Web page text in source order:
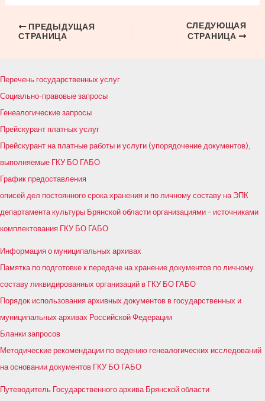
Навигация
ПРЕДЫДУЩАЯ
СТРАНИЦА
СЛЕДУЮЩАЯ
СТРАНИЦА
Перечень государственных услуг
Социально-правовые запросы
Генеалогические запросы
Прейскурант платных услуг
Прейскурант на платные работы и услуги (упорядочение документов),
выполняемые ГКУ БО ГАБО
График предоставления
описей дел постоянного срока хранения и по личному составу на ЭПК
департамента культуры Брянской области организациями – источниками
комплектования ГКУ БО ГАБО
Информация о муниципальных архивах
Памятка по подготовке к передаче на хранение документов по личному
составу ликвидированных организаций в ГКУ БО ГАБО
Порядок использования архивных документов в государственных и
муниципальных архивах Российской Федерации
Бланки запросов
Методические рекомендации по ведению генеалогических исследований
на основании документов ГКУ БО ГАБО
Путеводитель Государственного архива Брянской области